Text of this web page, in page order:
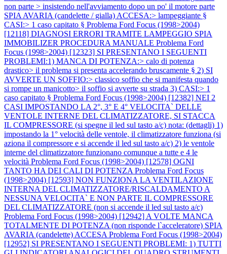
non parte > insistendo nell'avviamento dopo un po' il motore parte
SPIA AVARIA (candelette / gialla) ACCESA:> lampeggiante §
CASI:> 1 caso capitato § Problema Ford Focus (1998>2004)
[12118] DIAGNOSI ERRORI TRAMITE LAMPEGGIO SPIA
IMMOBILIZER PROCEDURA MANUALE Problema Ford
Focus (1998>2004) [12323] SI PRESENTANO I SEGUENTI
PROBLEMI:1) MANCA DI POTENZA:> calo di potenza
drastico> il problema si presenta accelerando bruscamente § 2) SI
AVVERTE UN SOFFIO:> classico soffio che si manifesta quando
si rompe un manicotto> il soffio si avverte su strada 3) CASI:> 1
caso capitato § Problema Ford Focus (1998>2004) [12382] NEI 2
CASI IMPOSTANDO LA 2°, 3° E 4° VELOCITA` DELLE
VENTOLE INTERNE DEL CLIMATIZZATORE, SI STACCA
IL COMPRESSORE (si spegne il led sul tasto a/c) nota: (dettagli) 1)
impostando la 1° velocità delle ventole, il climatizzatore funziona (si
aziona il compressore e si accende il led sul tasto a/c) 2) le ventole
interne del climatizzatore funzionano comunque a tutte e 4 le
velocità Problema Ford Focus (1998>2004) [12578] OGNI
TANTO HA DEI CALI DI POTENZA Problema Ford Focus
(1998>2004) [12593] NON FUNZIONA LA VENTILAZIONE
INTERNA DEL CLIMATIZZATORE/RISCALDAMENTO A
NESSUNA VELOCITA` E NON PARTE IL COMPRESSORE
DEL CLIMATIZZATORE (non si accende il led sul tasto a/c)
Problema Ford Focus (1998>2004) [12942] A VOLTE MANCA
TOTALMENTE DI POTENZA (non risponde l`acceleratore) SPIA
AVARIA (candelette) ACCESA Problema Ford Focus (1998>2004)
[12952] SI PRESENTANO I SEGUENTI PROBLEMI: 1) TUTTI